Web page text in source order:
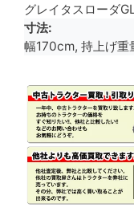
グレイタスローダ
寸法
幅170cm, 持上げ重